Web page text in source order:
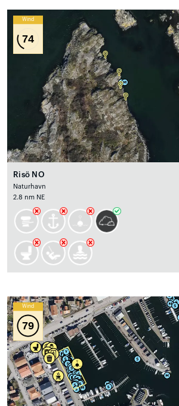
Wind
74
Risö NO
Naturhavn
2.8 nm NE
Wind
79